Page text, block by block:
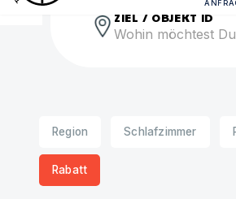
ZIEL / OBJEKT ID
Region Schlafzimmer
Rabatt